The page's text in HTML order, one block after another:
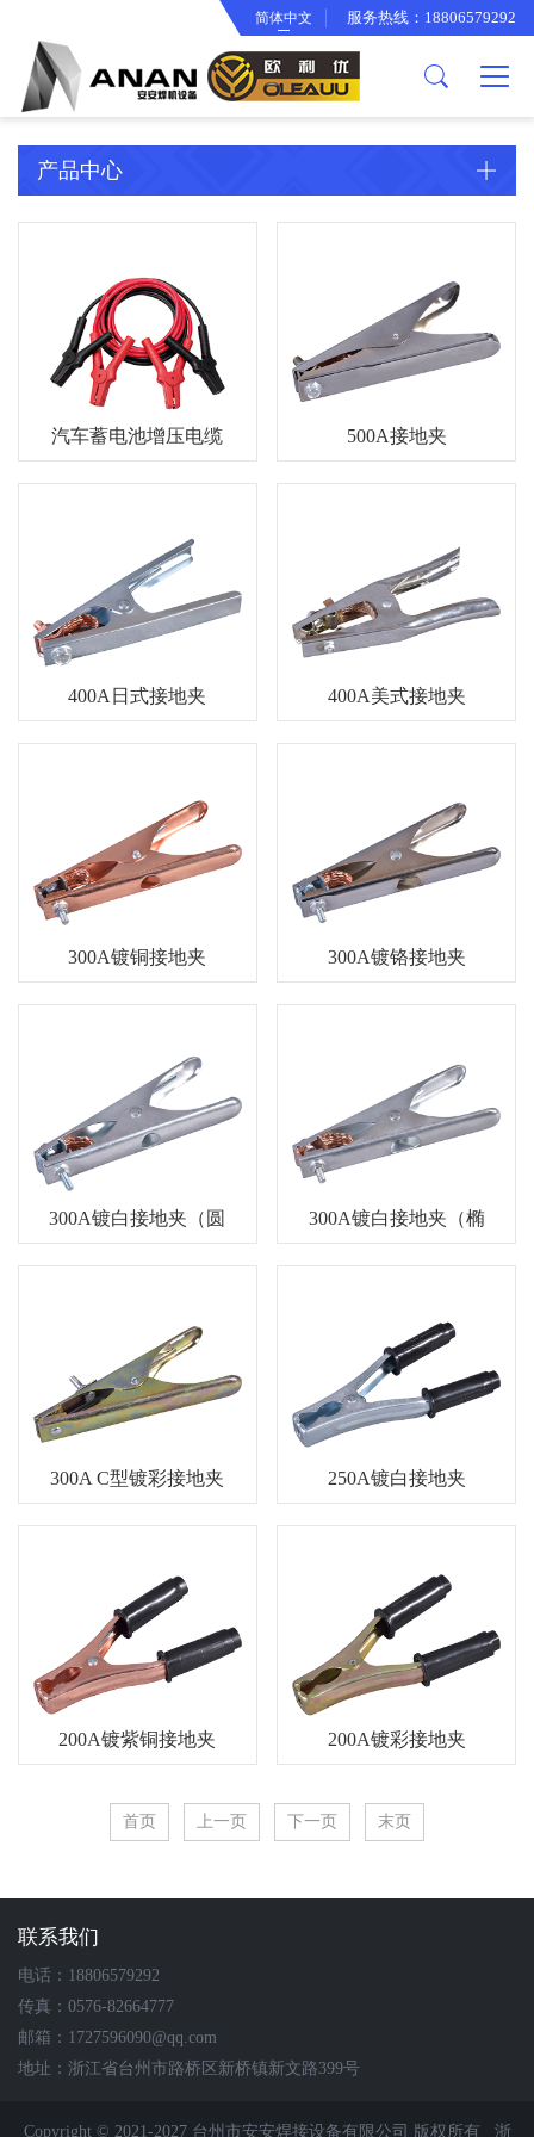
关于我们
公司简介
企业文化
合作伙伴
产品中心
逆变焊机工具箱
面罩系列
渣锤系列
变光面罩系列
电焊钳系列
电子线束系列
骨架系列
接地夹系列
塑料配件系列
欧利优产品
智能冷却水箱
简体中文 服务热线：18806579292
产品中心
汽车蓄电池增压电缆
（本产品已经通过GS
500A接地夹
400A日式接地夹 400A美式接地夹
300A镀铜接地夹 300A镀铬接地夹
300A镀白接地夹（圆
孔）
300A镀白接地夹（椭
圆孔）
300A C型镀彩接地夹 250A镀白接地夹
200A镀紫铜接地夹 200A镀彩接地夹
首页 上一页 下一页 末页
联系我们
电话：18806579292
传真：0576-82664777
邮箱：1727596090@qq.com
地址：浙江省台州市路桥区新桥镇新文路399号
Copyright © 2021-2027 台州市安安焊接设备有限公司 版权所有 浙